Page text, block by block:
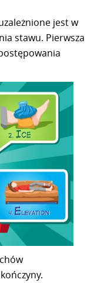
jest w
stawu. Pierwsza